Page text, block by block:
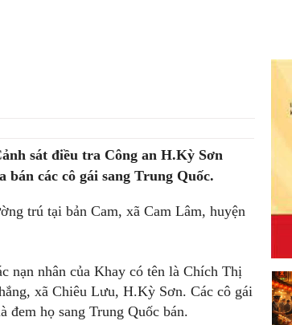
sát điều tra Công an H.Kỳ Sơn
các cô gái sang Trung Quốc.
trú tại bản Cam, xã Cam Lâm, huyện
nạn nhân của Khay có tên là Chích Thị
xã Chiêu Lưu, H.Kỳ Sơn. Các cô gái
đem họ sang Trung Quốc bán.